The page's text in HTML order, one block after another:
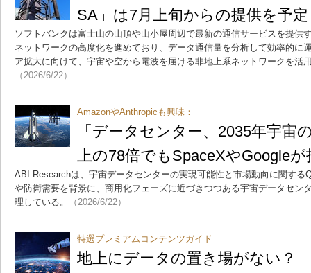
SA」は7月上旬からの提供を予定
ソフトバンクは富士山の山頂や山小屋周辺で最新の通信サービスを提供
ネットワークの高度化を進めており、データ通信量を分析して効率的に
ア拡大に向けて、宇宙や空から電波を届ける非地上系ネットワークを活
（2026/6/22）
AmazonやAnthropicも興味：
「データセンター、2035年宇
上の78倍でもSpaceXやGoogle
ABI Researchは、宇宙データセンターの実現可能性と市場動向に関する
や防衛需要を背景に、商用化フェーズに近づきつつある宇宙データセン
理している。
（2026/6/22）
特選プレミアムコンテンツガイド
地上にデータの置き場がない？